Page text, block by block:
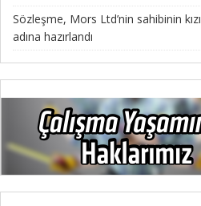
Sözleşme, Mors Ltd’nin sahibinin
adına hazırlandı